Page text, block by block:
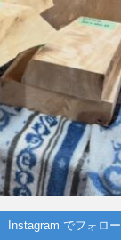
Instagram でフォロー